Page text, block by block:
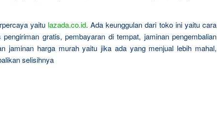
yaitu lazada.co.id. Ada keunggulan dari toko ini yaitu cara
gratis, pembayaran di tempat, jaminan pengembalian
jaminan harga murah yaitu jika ada yang menjual lebih mahal,
selisihnya